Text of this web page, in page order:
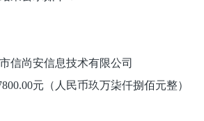
信尚安信息技术有限公司
元（人民币玖万柒仟捌佰元整）